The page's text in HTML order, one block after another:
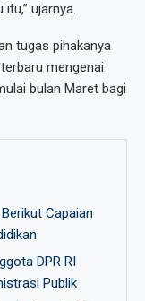
ujarnya.
tugas pihakanya
mengenai
bulan Maret bagi
Capaian
DPR RI
Publik